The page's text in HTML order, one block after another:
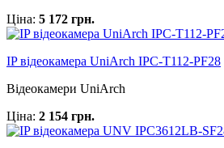
Ціна: 5 172 грн.
IP відеокамера UniArch IPC-T112-PF28
Відеокамери UniArch
Ціна: 2 154 грн.